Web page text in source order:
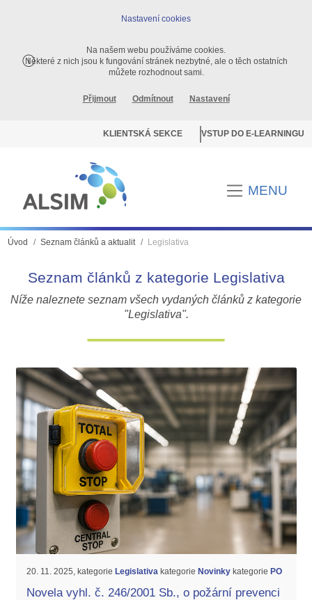
Nastavení cookies
Na našem webu používáme cookies.
Některé z nich jsou k fungování stránek nezbytné, ale o těch ostatních
můžete rozhodnout sami.
Přijmout Odmítnout Nastavení
KLIENTSKÁ SEKCE VSTUP DO E-LEARNINGU
MENU
Úvod Seznam článků a aktualit Legislativa
Seznam článků z kategorie Legislativa
Níže naleznete seznam všech vydaných článků z kategorie
"Legislativa".
20. 11. 2025, kategorie Legislativakategorie Novinkykategorie PO
Novela vyhl. č. 246/2001 Sb., o požární prevenci